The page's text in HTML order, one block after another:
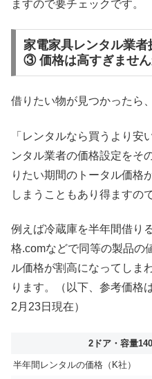
ますので要チェックです。
家電家具レンタル業
③ 価格は高すぎません
借りたい物が見つかったら
「レンタルなら買うより安
ンタル業者の価格設定をそ
りたい期間のトータル価格
しまうこともあり得ますの
例えば冷蔵庫を半年間借り
格.comなどで同等の製品の
ル価格が割高になってしま
ります。（以下、参考価格
2月23日現在）
2ドア・容量
半年間レンタルの価格（K社）